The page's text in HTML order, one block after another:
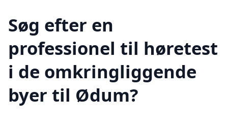
Søg efter en
professionel til høretest
i de omkringliggende
byer til Ødum?